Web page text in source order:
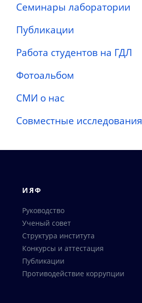
Семинары лаборатории
Публикации
Работа студентов на ГДЛ
Фотоальбом
СМИ о нас
Совместные исследования
ИЯФ
Руководство
Ученый совет
Структура института
Конкурсы и аттестация
Публикации
Противодействие коррупции